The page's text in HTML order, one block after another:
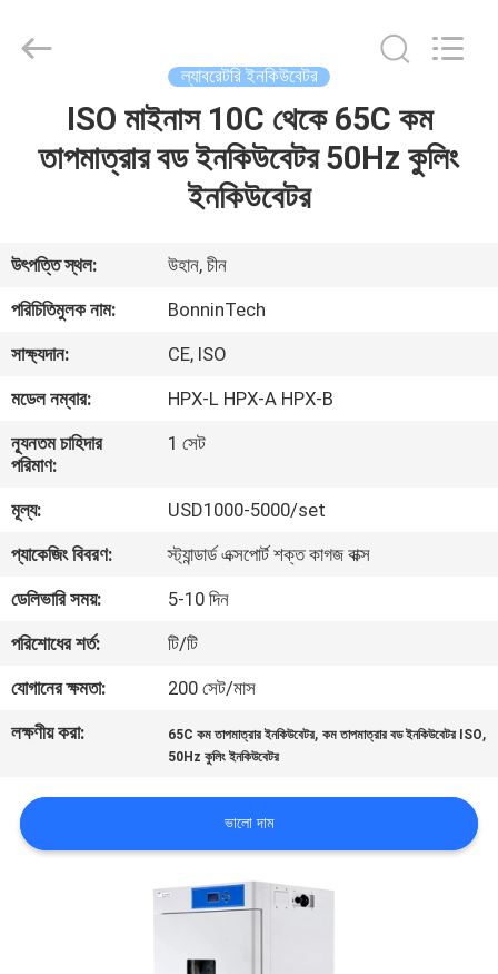
ভিডিও
সম্পর্কে
কারখানা
মান
নিয়ন্ত্রণ
করুন
জন্য
আবেদন
Rights
ল্যাবরেটরি ইনকিউবেটর
ISO মাইনাস 10C থেকে 65C কম
তাপমাত্রার বড ইনকিউবেটর 50Hz কুলিং
ইনকিউবেটর
উৎপত্তি স্থল:
উহান, চীন
পরিচিতিমুলক নাম:
BonninTech
সাক্ষ্যদান:
CE, ISO
মডেল নম্বার:
HPX-L HPX-A HPX-B
ন্যূনতম চাহিদার
পরিমাণ:
1 সেট
মূল্য:
USD1000-5000/set
প্যাকেজিং বিবরণ:
স্ট্যান্ডার্ড এক্সপোর্ট শক্ত কাগজ বাক্স
ডেলিভারি সময়:
5-10 দিন
পরিশোধের শর্ত:
টি/টি
যোগানের ক্ষমতা:
200 সেট/মাস
লক্ষণীয় করা:
65C কম তাপমাত্রার ইনকিউবেটর,কম তাপমাত্রার বড ইনকিউবেটর ISO,
50Hz কুলিং ইনকিউবেটর
ভালো দাম